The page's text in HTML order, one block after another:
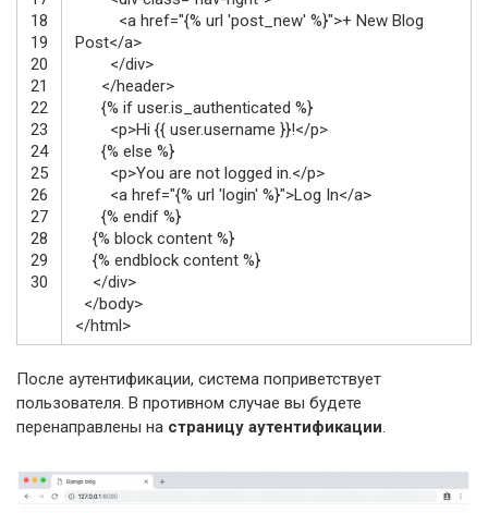
18
19
20
21
22
23
24
25
26
27
28
29
30
<a href="{% url 'post_new' %}">+ New Blog
Post</a>
</div>
</header>
{% if user.is_authenticated %}
<p>Hi {{ user.username }}!</p>
{% else %}
<p>You are not logged in.</p>
<a href="{% url 'login' %}">Log In</a>
{% endif %}
{% block content %}
{% endblock content %}
</div>
</body>
</html>
После аутентификации, система поприветствует
пользователя. В противном случае вы будете
перенаправлены на страницу аутентификации.